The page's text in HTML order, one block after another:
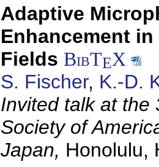
Adaptive
Enhancement
Fields BibTEX
S. Fischer, K.-D.
Invited talk at the
Society of
Japan, Honolulu,